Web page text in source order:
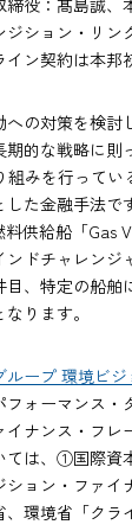
役：髙島誠、
ション・リン
ン契約は本邦
の対策を検討
的な戦略に則
組みを行って
た金融手法で
料供給船「Gas
ンドチャレンジ
目、特定の船舶
ります。
ープ 環境ビジ
ォーマンス・
イナンス・フ
ては、①国際資
ョン・ファイ
環境省「クラ